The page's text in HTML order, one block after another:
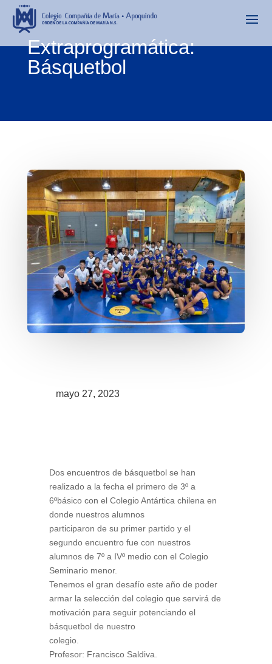
Extraprogramática:
Básquetbol
mayo 27, 2023
Dos encuentros de básquetbol se han
realizado a la fecha el primero de 3º a
6ºbásico con el Colegio Antártica chilena en
donde nuestros alumnos
participaron de su primer partido y el
segundo encuentro fue con nuestros
alumnos de 7º a IVº medio con el Colegio
Seminario menor.
Tenemos el gran desafío este año de poder
armar la selección del colegio que servirá de
motivación para seguir potenciando el
básquetbol de nuestro
colegio.
Profesor: Francisco Saldiva.